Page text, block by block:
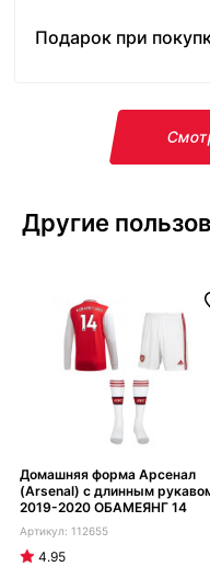
Подарок при
Другие
Домашняя форма Арсенал
(Arsenal) с длинным
2019-2020 ОБАМЕЯНГ 14
112655
4.95